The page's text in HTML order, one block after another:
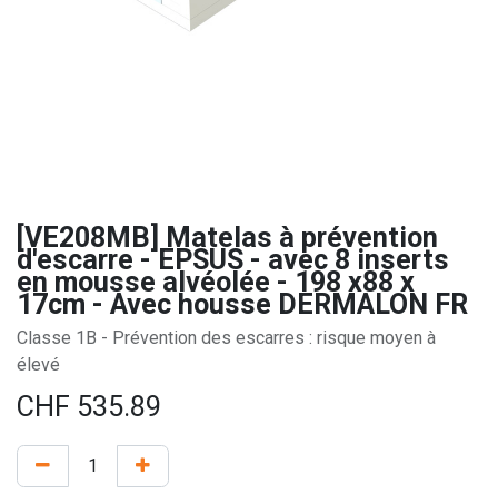
[VE208MB] Matelas à prévention
d'escarre - EPSUS - avec 8 inserts
en mousse alvéolée - 198 x88 x
17cm - Avec housse DERMALON FR
Classe 1B - Prévention des escarres : risque moyen à
élevé
CHF 535.89